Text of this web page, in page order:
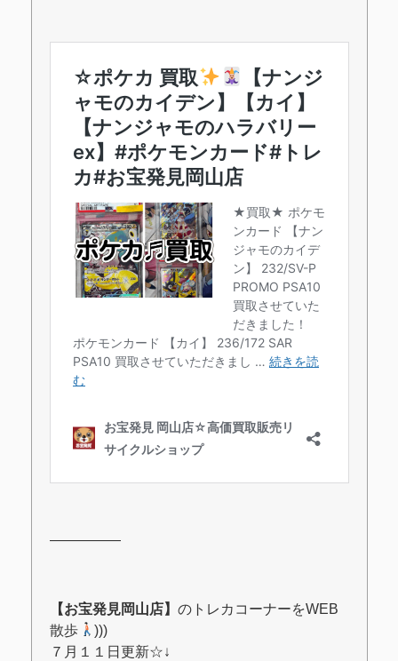
―――――
【お宝発見岡山店】 のトレカコーナーをWEB
散歩
)))
７月１１日更新☆↓